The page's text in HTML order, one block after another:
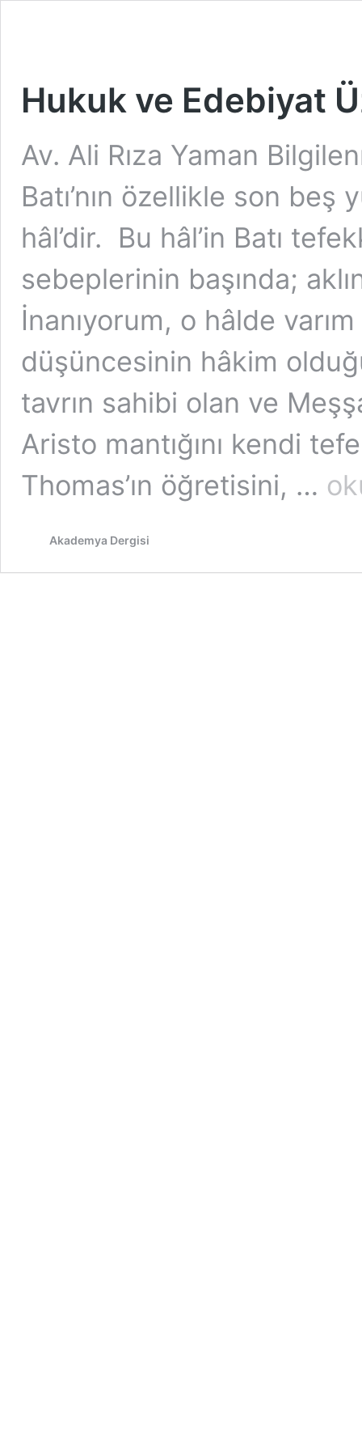
Hukuk ve Edebiyat
Av. Ali Rıza Yaman
Batı’nın özellikle son beş
hâl’dir. Bu hâl’in Batı
sebeplerinin başında;
İnanıyorum, o hâlde
düşüncesinin hâkim
tavrın sahibi olan ve
Aristo mantığını kendi
Thomas’ın öğretisini, …
Hukuk
ve
Akademya Dergisi